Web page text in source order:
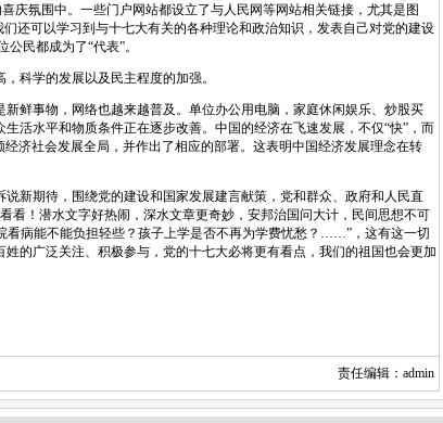
庆氛围中。一些门户网站都设立了与人民网等网站相关链接，尤其是图
还可以学习到与十七大有关的各种理论和政治知识，发表自己对党的建设
民都成为了“代表”。
科学的发展以及民主程度的加强。
事物，网络也越来越普及。单位办公用电脑，家庭休闲娱乐、炒股买
活水平和物质条件正在逐步改善。中国的经济在飞速发展，不仅“快”，而
经济社会发展全局，并作出了相应的部署。这表明中国经济发展理念在转
期待，围绕党的建设和国家发展建言献策，党和群众、政府和人民直
看！潜水文字好热闹，深水文章更奇妙，安邦治国问大计，民间思想不可
看病能不能负担轻些？孩子上学是否不再为学费忧愁？……”，这有这一切
的广泛关注、积极参与，党的十七大必将更有看点，我们的祖国也会更加
责任编辑：admin